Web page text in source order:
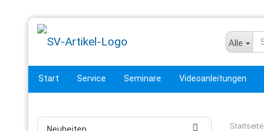
Alle
Start Service Seminare Videoanleitungen
Startseite